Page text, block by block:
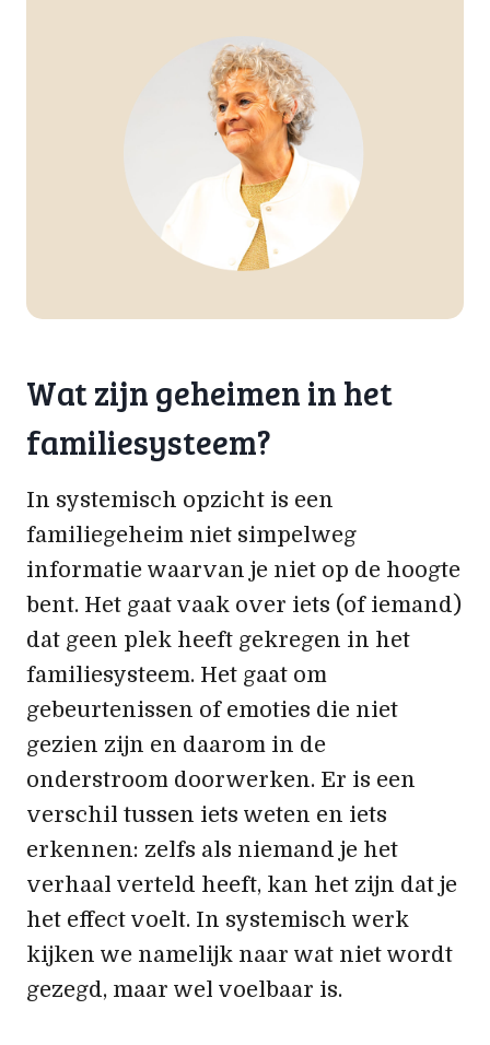
Wat zijn geheimen in het
familiesysteem?
In systemisch opzicht is een
familiegeheim niet simpelweg
informatie waarvan je niet op de hoogte
bent. Het gaat vaak over iets (of iemand)
dat geen plek heeft gekregen in het
familiesysteem. Het gaat om
gebeurtenissen of emoties die niet
gezien zijn en daarom in de
onderstroom doorwerken. Er is een
verschil tussen iets weten en iets
erkennen: zelfs als niemand je het
verhaal verteld heeft, kan het zijn dat je
het effect voelt. In systemisch werk
kijken we namelijk naar wat niet wordt
gezegd, maar wel voelbaar is.